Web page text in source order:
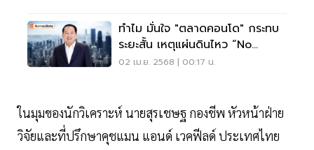
ทำไม มั่นใจ "ตลาดคอนโด" กระทบ
ระยะสั้น เหตุแผ่นดินไหว “no
Choice Cannot Change”
02 เม.ย. 2568 | 00:17 น.
ในมุมของนักวิเคราะห์ นายสุรเชษฐ กองชีพ หัวหน้าฝ่าย
วิจัยและที่ปรึกษาคุชแมน แอนด์ เวคฟีลด์ ประเทศไทย